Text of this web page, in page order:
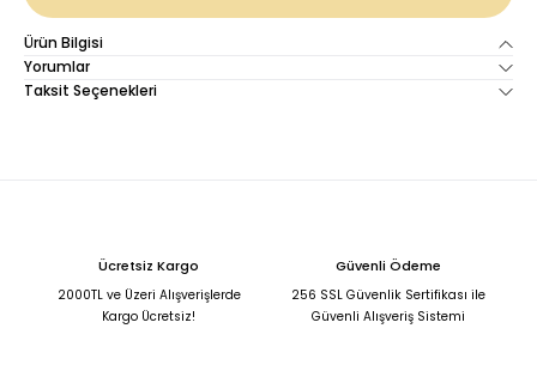
Ürün Bilgisi
Yorumlar
Taksit Seçenekleri
Ücretsiz Kargo
2000TL ve Üzeri Alışverişlerde
Kargo Ücretsiz!
Güvenli Ödeme
256 SSL Güvenlik Sertifikası ile
Güvenli Alışveriş Sistemi